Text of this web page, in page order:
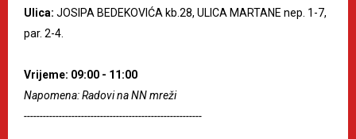
Ulica: JOSIPA BEDEKOVIĆA kb.28, ULICA MARTANE nep. 1-7,
par. 2-4.
Vrijeme: 09:00 - 11:00
Napomena: Radovi na NN mreži
--------------------------------------------------------